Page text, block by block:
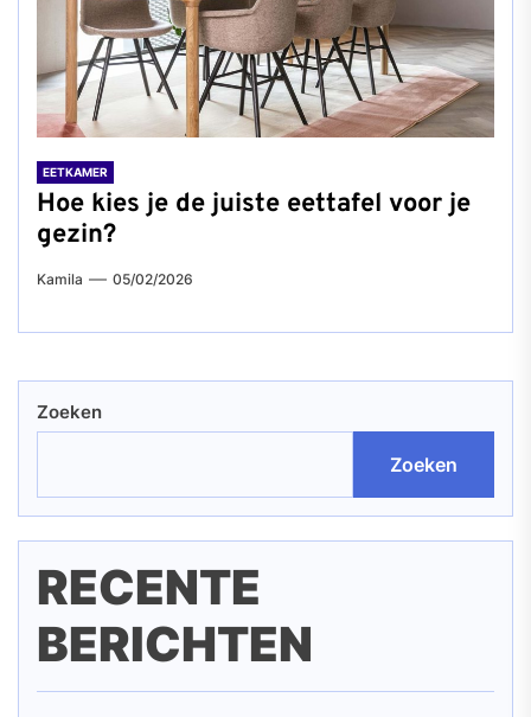
EETKAMER
Hoe kies je de juiste eettafel voor je
gezin?
Kamila 05/02/2026
Zoeken
Zoeken
RECENTE
BERICHTEN